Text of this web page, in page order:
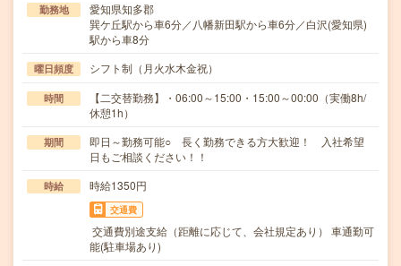
勤務地
愛知県知多郡
巽ケ丘駅から車6分／八幡新田駅から車6分／白沢(愛知県)
駅から車8分
曜日頻度 シフト制（月火水木金祝）
時間
【二交替勤務】・06:00～15:00・15:00～00:00（実働8h/
休憩1h）
期間
即日～勤務可能○ 長く勤務できる方大歓迎！ 入社希望
日もご相談ください！！
時給 時給1350円
交通費
交通費別途支給（距離に応じて、会社規定あり） 車通勤可
能(駐車場あり)